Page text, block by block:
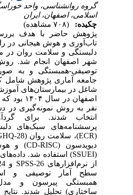
گروه روانشناسی، واحد
اسلامی، اصفهان، ایران
چکیده:
پژوهش حاضر با هدف
تاب‌آوری و هوش هیجانی در
دلبستگی و سلامت روان در
شهر اصفهان انجام شد.
توصیفی-همبستگی و به
جامعه آماری پژوهش شامل
شاغل در بیمارستان‌های
اصفهان در سال ۱۴۰۴بود که
نفر به روش نمونه‌گیری در
انتخاب شدند. برای
پرسشنامه‌های سبک‌های
ECR)، سلامت روان (GHQ-28
دیویدسون (
CD-RISC) و هوش
SSUEI) استفاده شد. داده‌های
از نرم‌افزارهایSPSS-26و24
سطح آمار توصیفی و
همبستگی پیرسون و
ساختاری) تحلیل شدند. نتایج